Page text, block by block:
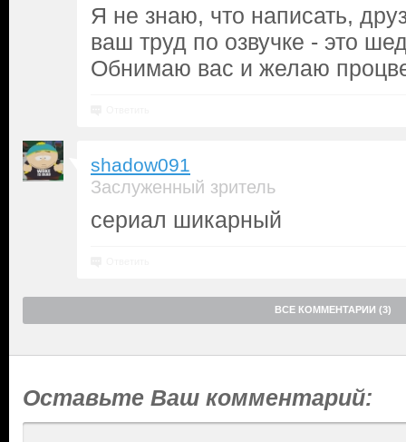
Я не знаю, что написать,
ваш труд по озвучке - это
Обнимаю вас и желаю
shadow091
Заслуженный зритель
сериал шикарный
ВСЕ КОММЕНТАРИИ (3)
Оставьте Ваш комментарий: